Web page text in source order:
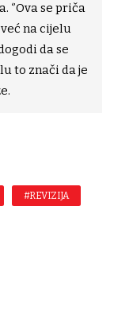
se priča
na cijelu
da se
to znači da je
#REVIZIJA